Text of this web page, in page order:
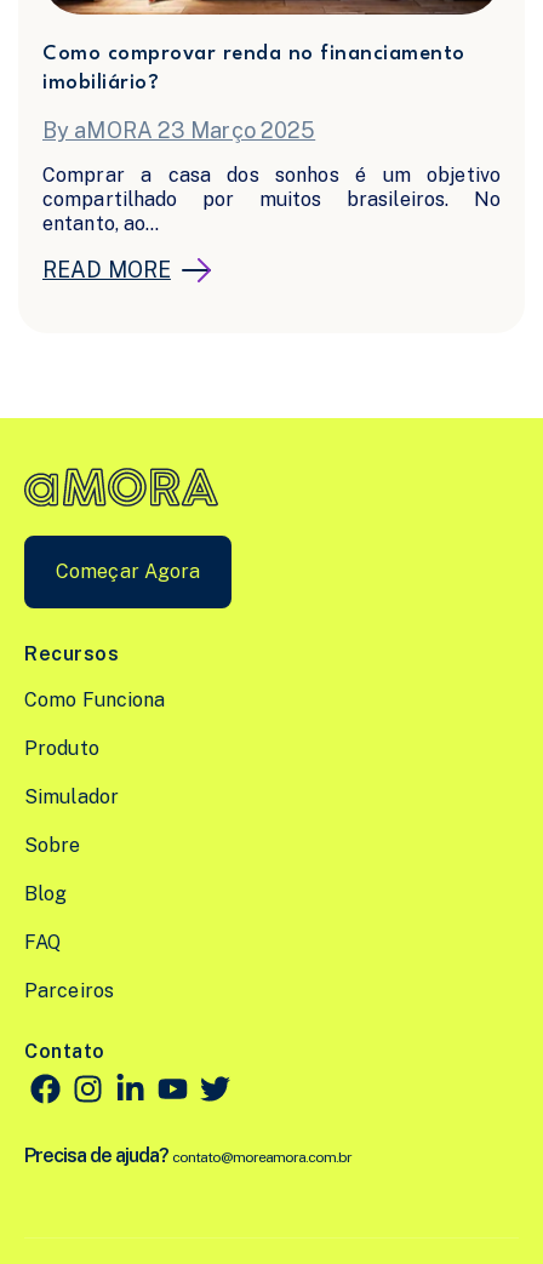
Como comprovar renda no financiamento
imobiliário?
By aMORA 23 Março 2025
Comprar a casa dos sonhos é um objetivo
compartilhado por muitos brasileiros. No
entanto, ao...
READ MORE
Começar Agora
Recursos
Como Funciona
Produto
Simulador
Sobre
Blog
FAQ
Parceiros
Contato
Precisa de ajuda? contato@moreamora.com.br